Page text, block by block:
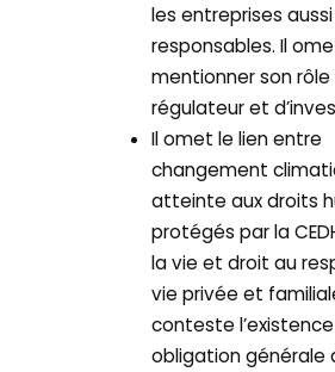
les entreprises
responsables. Il
mentionner son rôle
régulateur et
Il omet le lien entre
changement
atteinte aux droits
protégés par la
la vie et droit au
vie privée et
conteste l’existence
obligation générale